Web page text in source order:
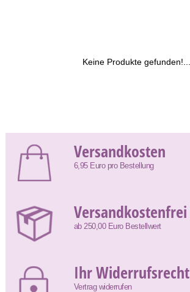
Keine Produkte gefunden!...
Versandkosten
6,95 Euro pro Bestellung
Versandkostenfrei
ab 250,00 Euro Bestellwert
Ihr Widerrufsrecht
Vertrag widerrufen